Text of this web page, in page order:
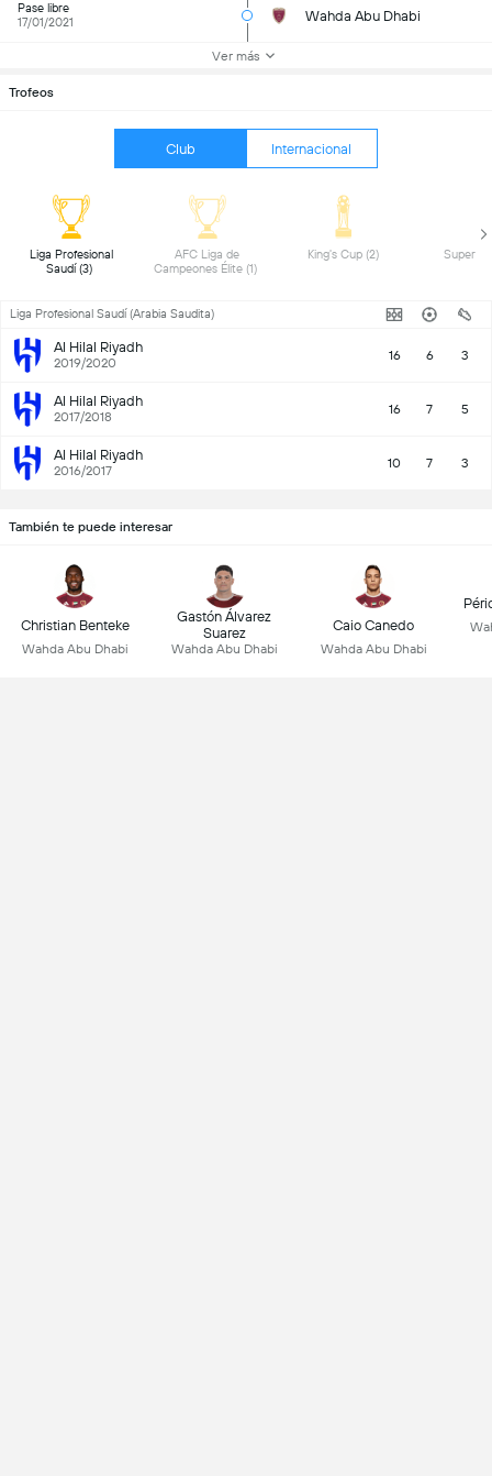
Pase libre
17/01/2021
Wahda Abu Dhabi
Ver más
Trofeos
Club Internacional
Liga Profesional
AFC Liga de
Liga Profesional Saudí (Arabia Saudita)
Al Hilal Riyadh
2019/2020 16 6 3
Al Hilal Riyadh
2017/2018 16 7 5
Al Hilal Riyadh
2016/2017 10 7 3
También te puede interesar
Christian Benteke
Wahda Abu Dhabi
Gastón Álvarez
Suarez
Wahda Abu Dhabi
Caio Canedo
Wahda Abu Dhabi